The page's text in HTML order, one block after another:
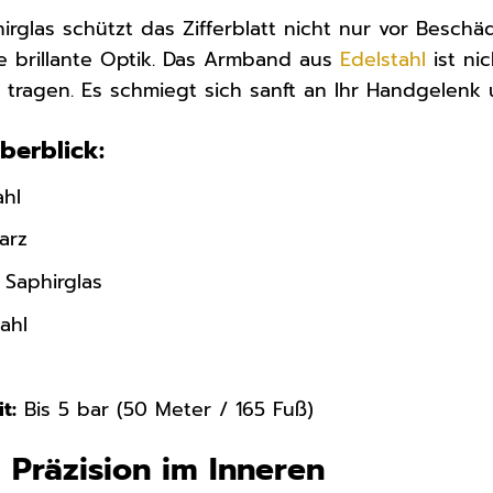
schützt das Zifferblatt nicht nur vor
brillante Optik. Das Armband aus Edelstahl ist
Es schmiegt sich sanft an Ihr
Bis 5 bar (50 Meter / 165 Fuß)
im Inneren